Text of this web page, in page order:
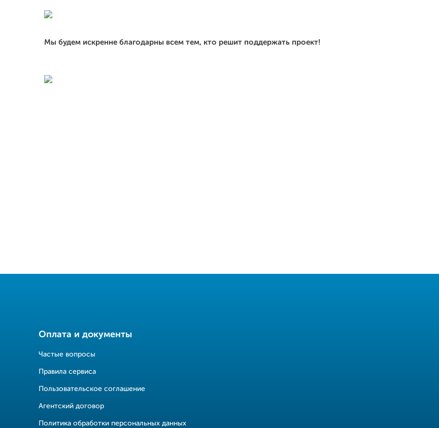
Мы будем искренне благодарны всем тем, кто решит поддержать проект!
Оплата и документы
Частые вопросы
Правила сервиса
Пользовательское соглашение
Агентский договор
Политика обработки персональных данных